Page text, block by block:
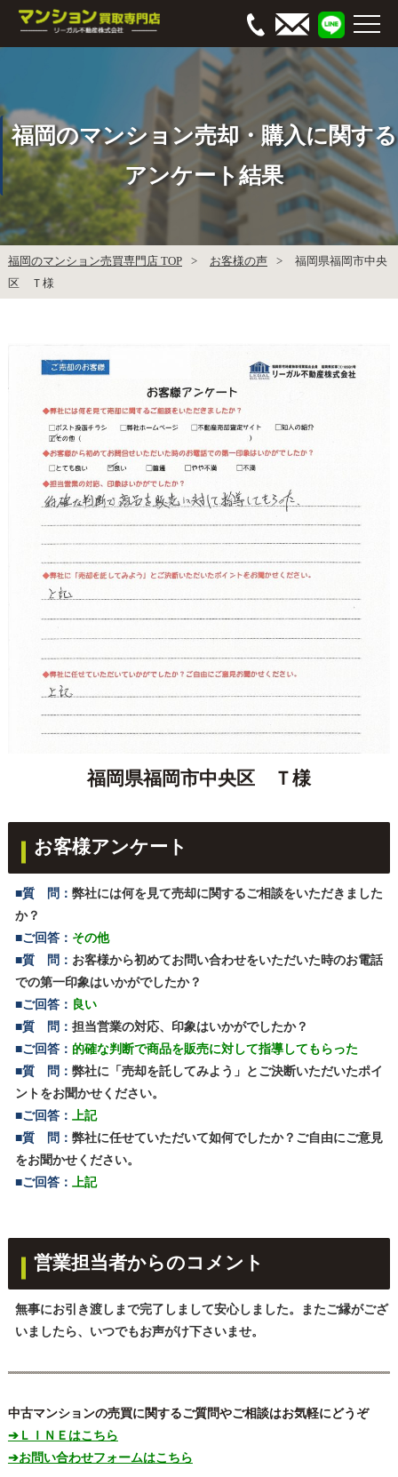
福岡のマンション売却・購入に関する
アンケート結果
福岡のマンション売買専門店 TOP お客様の声
福岡県福岡市中央
区 Ｔ様
福岡県福岡市中央区 Ｔ様
お客様アンケート
■質 問： 弊社には何を見て売却に関するご相談をいただきました
か？
■ご回答： その他
■質 問： お客様から初めてお問い合わせをいただいた時のお電話
での第一印象はいかがでしたか？
■ご回答： 良い
■質 問： 担当営業の対応、印象はいかがでしたか？
■ご回答： 的確な判断で商品を販売に対して指導してもらった
■質 問： 弊社に「売却を託してみよう」とご決断いただいたポイ
ントをお聞かせください。
■ご回答：
上記
■質 問： 弊社に任せていただいて如何でしたか？ご自由にご意見
をお聞かせください。
■ご回答：
上記
営業担当者からのコメント
無事にお引き渡しまで完了しまして安心しました。またご縁がござ
いましたら、いつでもお声がけ下さいませ。
中古マンションの売買に関するご質問やご相談はお気軽にどうぞ
➔ＬＩＮＥはこちら
➔お問い合わせフォームはこちら